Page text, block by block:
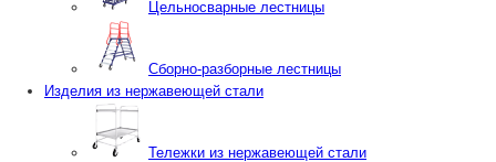
Цельносварные лестницы
Сборно-разборные лестницы
Изделия из нержавеющей стали
Тележки из нержавеющей стали